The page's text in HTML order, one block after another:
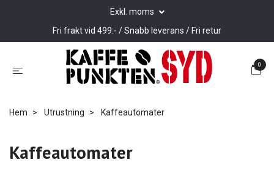
Exkl. moms
Fri frakt vid 499:- / Snabb leverans / Fri retur
0
Hem Utrustning Kaffeautomater
Kaffeautomater